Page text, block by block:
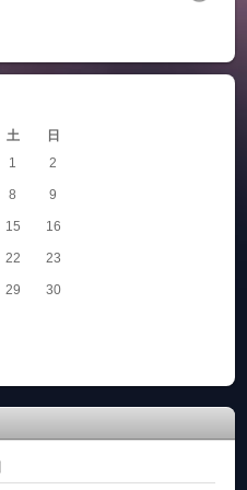
土 日
1 2
8 9
15 16
22 23
29 30